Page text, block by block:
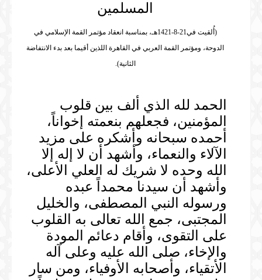
المسلمين
(أُلقيت في21-8-1421هـ، بمناسبة انعقاد مؤتمر القمة الإسلامي في
الدوحة، ومؤتمر القمة العربي في القاهرة اللذين أقيما بعد بدء الانتفاضة
الثانية).
الحمد لله الذي ألف بين قلوب
المؤمنين، فجعلهم بنعمته إخواناً،
أحمده سبحانه وأشكره على مزيد
الآلاء والنعماء، وأشهد أن لا إله إلا
الله وحده لا شريك له العلي الأعلى،
وأشهد أن سيدنا محمداً عبده
ورسوله النبي المصطفى، والخليل
المجتبى، جمع الله تعالى به القلوب
على التقوى، وأقام دعائم المودة
والإخاء، صلى الله عليه وعلى آله
الأتقياء، وأصحابه الأوفياء، ومن سار